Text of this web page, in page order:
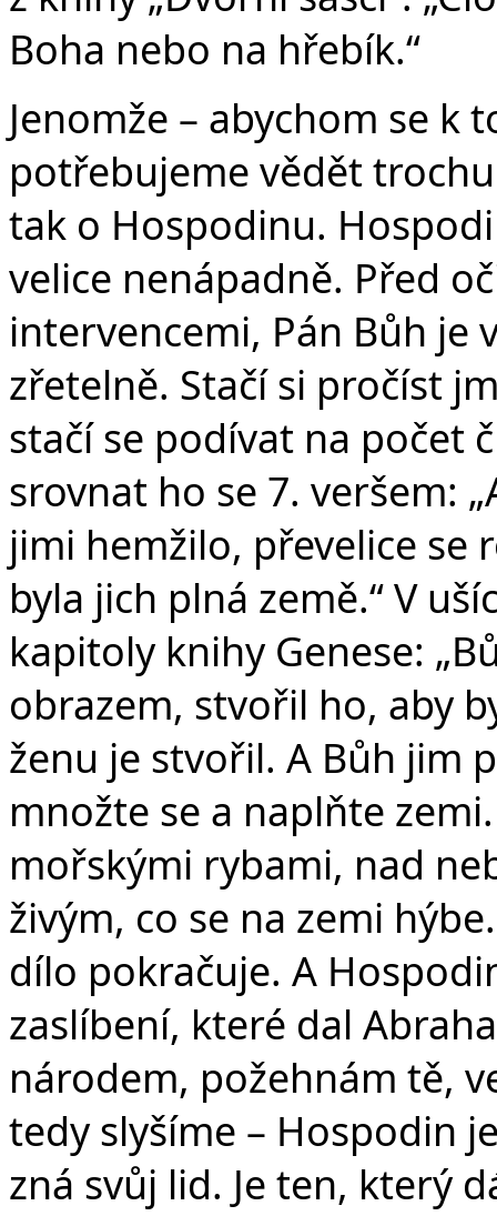
Boha nebo na hřebík.“
Jenomže – abychom se
potřebujeme vědět
tak o Hospodinu.
velice nenápadně. Před
intervencemi, Pán Bůh je
zřetelně. Stačí si pročíst
stačí se podívat na počet
srovnat ho se 7. veršem:
jimi hemžilo, převelice se
byla jich plná země.“ V
kapitoly knihy Genese:
obrazem, stvořil ho, aby
ženu je stvořil. A Bůh jim
množte se a naplňte
mořskými rybami, nad
živým, co se na zemi
dílo pokračuje. A
zaslíbení, které dal
národem, požehnám tě,
tedy slyšíme – Hospodin
zná svůj lid. Je ten, který